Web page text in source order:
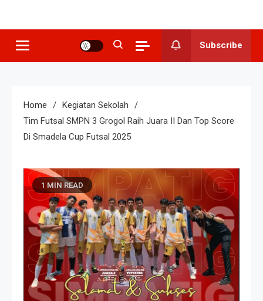
SMP N 3
Grogol
Subscribe
Home
Kegiatan Sekolah
Tim Futsal SMPN 3 Grogol Raih Juara II Dan Top Score
Di Smadela Cup Futsal 2025
1 MIN READ